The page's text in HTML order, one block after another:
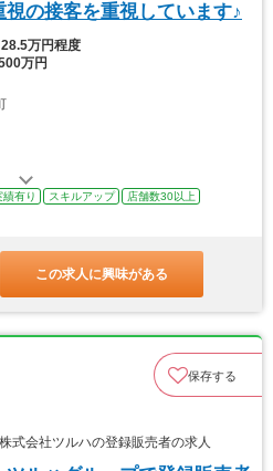
の接客を重視しています♪
28.5万円程度
万円
有り スキルアップ
店舗数30以上
この求人に興味がある
保存する
会社ツルハの登録販売者の求人